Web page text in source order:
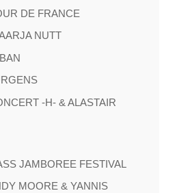
DE FRANCE
NUTT
-H- & ALASTAIR
JAMBOREE FESTIVAL
MOORE & YANNIS